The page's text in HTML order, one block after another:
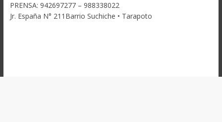
PRENSA: 942697277 – 988338022
Jr. España N° 211Barrio Suchiche • Tarapoto